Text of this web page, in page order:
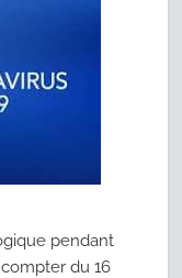
pendant
du 16